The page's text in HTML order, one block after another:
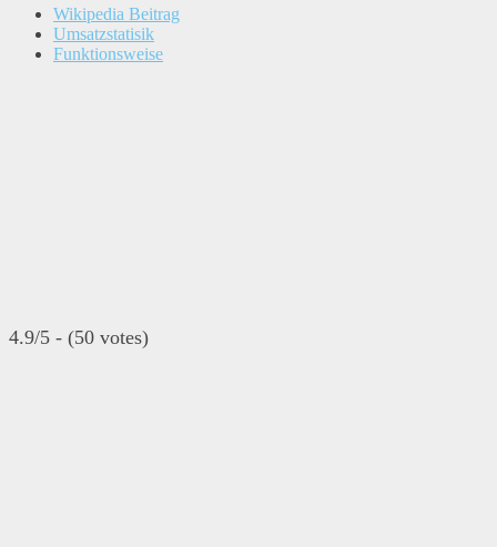
Wikipedia Beitrag
Umsatzstatisik
Funktionsweise
4.9/5 - (50 votes)